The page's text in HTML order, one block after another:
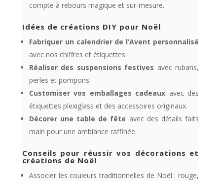
compte à rebours magique et sur-mesure.
Idées de créations DIY pour Noël
Fabriquer un calendrier de l’Avent personnalisé
avec nos chiffres et étiquettes.
Réaliser des suspensions festives avec rubans,
perles et pompons.
Customiser vos emballages cadeaux avec des
étiquettes plexiglass et des accessoires originaux.
Décorer une table de fête avec des détails faits
main pour une ambiance raffinée.
Conseils pour réussir vos décorations et
créations de Noël
Associer les couleurs traditionnelles de Noël : rouge,